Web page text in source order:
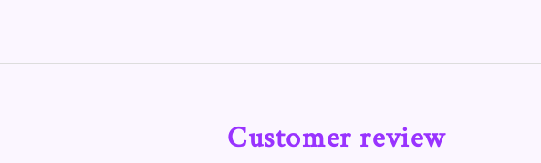
Customer review